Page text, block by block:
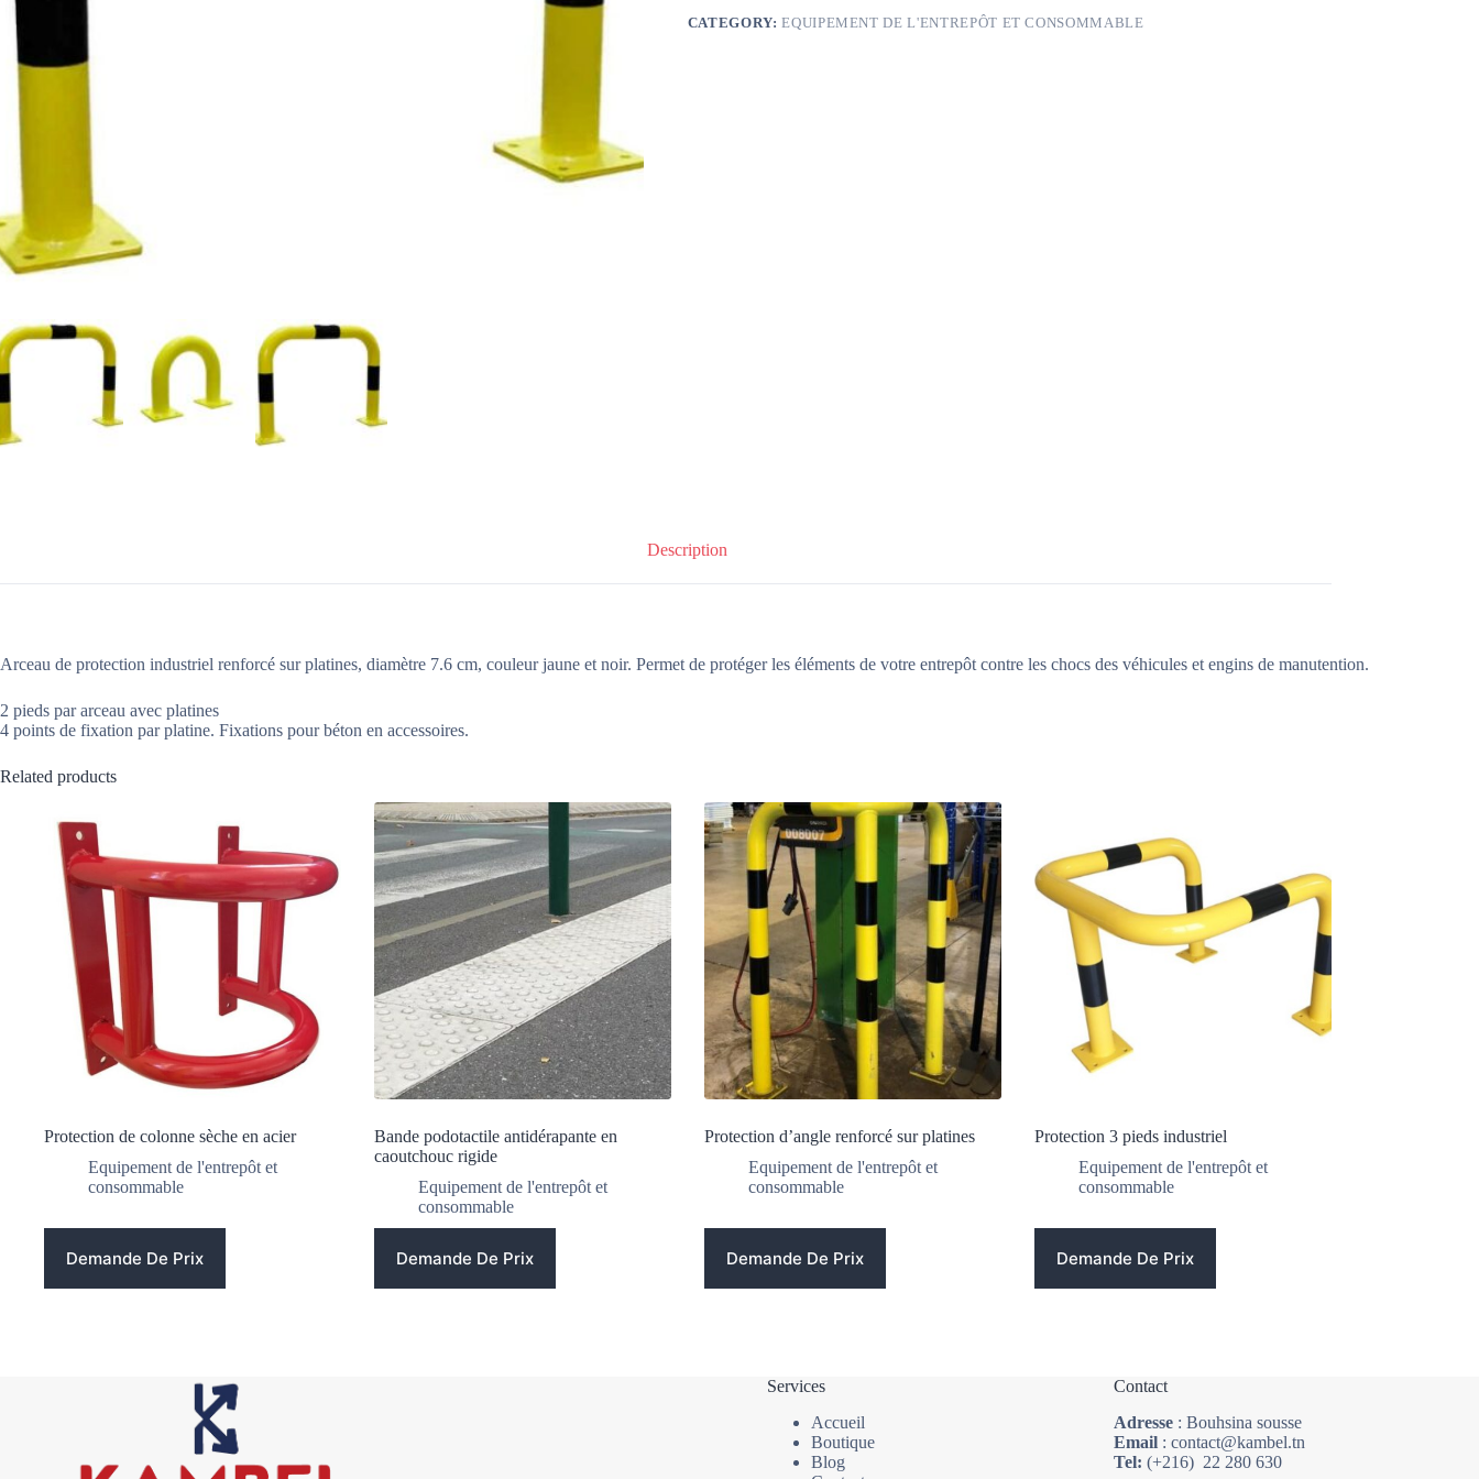
CATEGORY:EQUIPEMENT DE L'ENTREPÔT ET CONSOMMABLE
Description
Arceau de protection industriel renforcé sur platines, diamètre 7.6 cm, couleur jaune et noir. Permet de protéger les éléments de votre entrepôt contre les chocs des véhicules et engins de manutention.
2 pieds par arceau avec platines
4 points de fixation par platine. Fixations pour béton en accessoires.
Related products
Protection de colonne sèche en acier
Equipement de l'entrepôt et
consommable
Demande De Prix
Bande podotactile antidérapante en
caoutchouc rigide
Equipement de l'entrepôt et
consommable
Demande De Prix
Protection d’angle renforcé sur platines
Equipement de l'entrepôt et
consommable
Demande De Prix
Protection 3 pieds industriel
Equipement de l'entrepôt et
consommable
Demande De Prix
Services
Accueil
Boutique
Blog
Contact
Adresse : Bouhsina sousse
Email : contact@kambel.tn
Tel: (+216) 22 280 630